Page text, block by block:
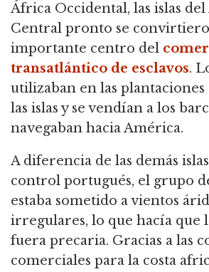
África Occidental, las islas
Central pronto se
importante centro del
transatlántico de esclavos.
utilizaban en las plantaciones
las islas y se vendían a los
navegaban hacia América.
A diferencia de las demás
control portugués, el grupo
estaba sometido a vientos
irregulares, lo que hacía que
fuera precaria. Gracias a las
comerciales para la costa